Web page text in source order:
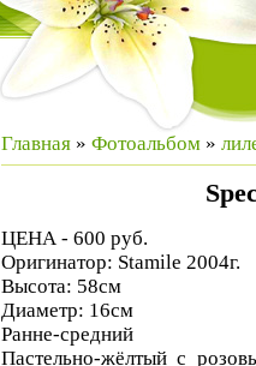
Главная » Фотоальбом »
ЦЕНА - 600 руб.
Оригинатор: Stamile 2004г.
Высота: 58см
Диаметр: 16см
Ранне-средний
Пастельно-жёлтый с